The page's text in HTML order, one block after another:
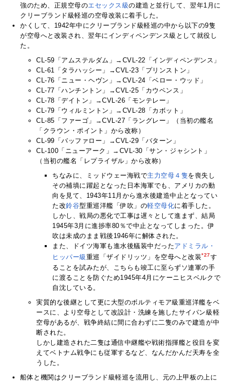
強のため、正規空母のエセックス級の建造と並行して、翌年1月に
クリーブランド級軽巡の空母改装に着手した。
かくして、1942年中にクリーブランド級軽巡の中から以下の9隻
が空母へと改装され、翌年にインディペンデンス級として就役し
た。
CL-59「アムステルダム」→CVL-22「インディペンデンス」
CL-61「タラハッシー」→CVL-23「プリンストン」
CL-76「ニュー・ヘヴン」→CVL-24「ベロー・ウッド」
CL-77「ハンチントン」→CVL-25「カウペンス」
CL-78「デイトン」→CVL-26「モンテレー」
CL-79「ウィルミントン」→CVL-28「カボット」
CL-85「ファーゴ」→CVL-27「ラングレー」（当初の艦名
「クラウン・ポイント」から改称）
CL-99「バッファロー」→CVL-29「バターン」
CL-100「ニューアーク」→CVL-30「サン・ジャシント」
（当初の艦名「レプライザル」から改称）
ちなみに、ミッドウェー海戦で主力 空母 ４ 隻を喪失し
その補填に躍起となった日本海軍でも、アメリカの動
向を見て、1943年11月から進水後建造中止となってい
た改鈴谷型重巡洋艦「伊吹」の軽空母化に着手した。
しかし、戦局の悪化で工事は遅々として進まず、結局
1945年3月に進捗率80％で中止となってしまった。伊
吹は未成のまま戦後1946年に解体された。
また、ドイツ海軍も進水後艤装中だったアドミラル・
ヒッパー級 重巡「ザイドリッツ」を空母へと改装*27す
ることを試みたが、こちらも竣工に至らずソ連軍の手
に渡ることを防ぐため1945年4月にケーニヒスベルクで
自沈している。
実質的な後継として更に大型のボルティモア級重巡洋艦をベ
ースに、より空母として改設計・洗練を施したサイパン級軽
空母があるが、戦争終結に間に合わずに二隻のみで建造が中
断された。
しかし建造された二隻は通信中継艦や戦術指揮艦と役目を変
えてベトナム戦争にも従軍するなど、なんだかんだ天寿を全
うした。
船体と機関はクリーブランド級軽巡を流用し、元の上甲板の上に